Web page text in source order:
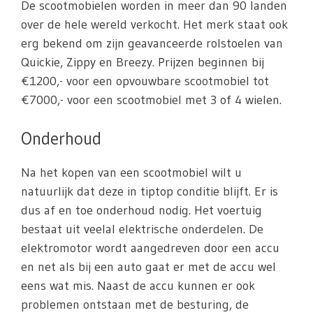
De scootmobielen worden in meer dan 90 landen
over de hele wereld verkocht. Het merk staat ook
erg bekend om zijn geavanceerde rolstoelen van
Quickie, Zippy en Breezy. Prijzen beginnen bij
€1200,- voor een opvouwbare scootmobiel tot
€7000,- voor een scootmobiel met 3 of 4 wielen.
Onderhoud
Na het kopen van een scootmobiel wilt u
natuurlijk dat deze in tiptop conditie blijft. Er is
dus af en toe onderhoud nodig. Het voertuig
bestaat uit veelal elektrische onderdelen. De
elektromotor wordt aangedreven door een accu
en net als bij een auto gaat er met de accu wel
eens wat mis. Naast de accu kunnen er ook
problemen ontstaan met de besturing, de